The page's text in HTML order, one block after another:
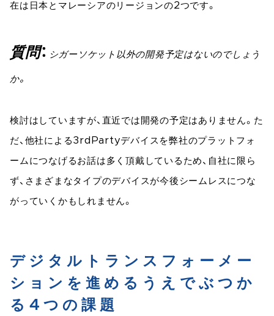
在は日本とマレーシアのリージョンの2つです。
質問 シガーソケット以外の開発予定はないのでしょう
か。
検討はしていますが、直近では開発の予定はありません。た
だ、他社による3rdPartyデバイスを弊社のプラットフォ
ームにつなげるお話は多く頂戴しているため、自社に限ら
ず、さまざまなタイプのデバイスが今後シームレスにつな
がっていくかもしれません。
デジタルトランスフォーメー
ションを進めるうえでぶつか
る4つの課題